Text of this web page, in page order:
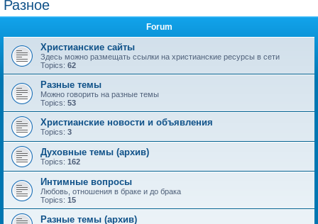
Разное
Forum
Христианские сайты
Здесь можно размещать ссылки на христианские ресурсы в сети
Topics: 62
Разные темы
Можно говорить на разные темы
Topics: 53
Христианские новости и объявления
Topics: 3
Духовные темы (архив)
Topics: 162
Интимные вопросы
Любовь, отношения в браке и до брака
Topics: 15
Разные темы (архив)